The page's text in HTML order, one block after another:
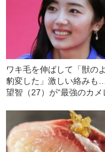
ワキ毛を伸ばして「獣の
豹変した」激しい絡みも
望智（27）が“最強のカメ